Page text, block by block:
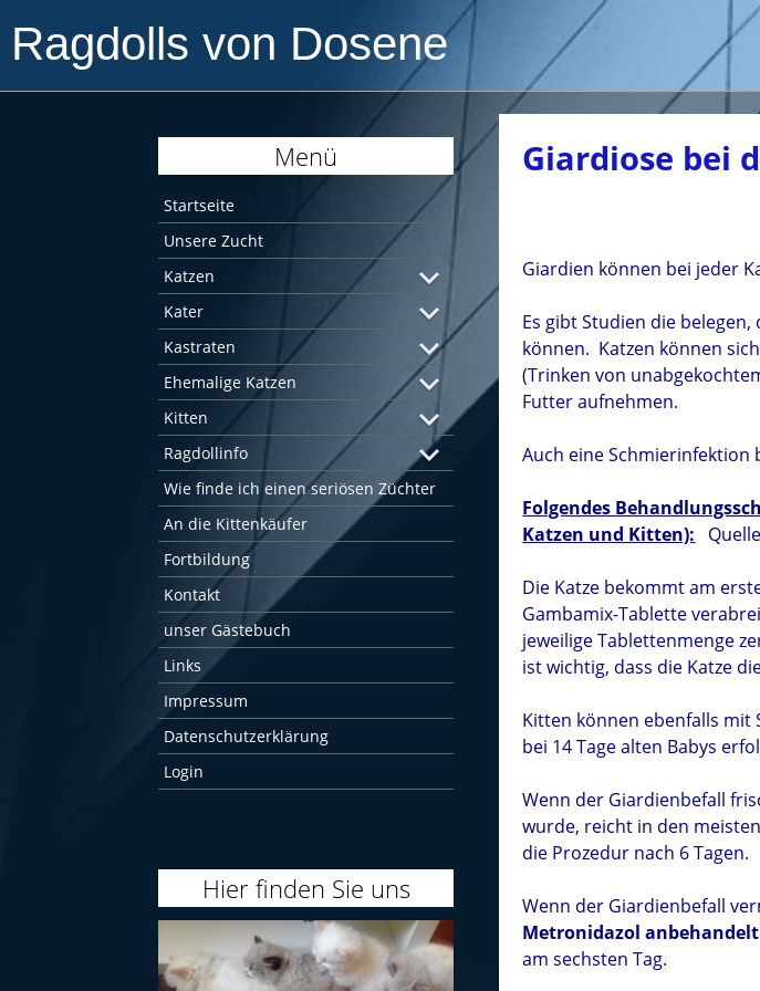
Ragdolls von Dosene
Giardiose bei
Giardien können bei jeder
Es gibt Studien die
können. Katzen können
(Trinken von
Futter aufnehmen.
Auch eine
Folgendes
Katzen und Kitten):
Die Katze bekommt am
Gambamix-Tablette
jeweilige Tablettenmenge
ist wichtig, dass die Katze
Kitten können ebenfalls
bei 14 Tage alten Babys
Wenn der Giardienbefall
wurde, reicht in den
die Prozedur nach 6 Tagen.
Wenn der Giardienbefall
Metronidazol
am sechsten Tag.
Menü
Startseite
Unsere Zucht
Katzen
Kater
Kastraten
Ehemalige Katzen
Kitten
Ragdollinfo
Wie finde ich einen seriösen Züchter
An die Kittenkäufer
Fortbildung
Kontakt
unser Gästebuch
Links
Impressum
Datenschutzerklärung
Login
Hier finden Sie uns